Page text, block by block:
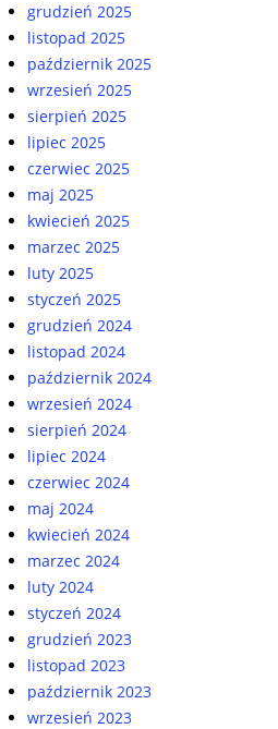
grudzień 2025
listopad 2025
październik 2025
wrzesień 2025
sierpień 2025
lipiec 2025
czerwiec 2025
maj 2025
kwiecień 2025
marzec 2025
luty 2025
styczeń 2025
grudzień 2024
listopad 2024
październik 2024
wrzesień 2024
sierpień 2024
lipiec 2024
czerwiec 2024
maj 2024
kwiecień 2024
marzec 2024
luty 2024
styczeń 2024
grudzień 2023
listopad 2023
październik 2023
wrzesień 2023